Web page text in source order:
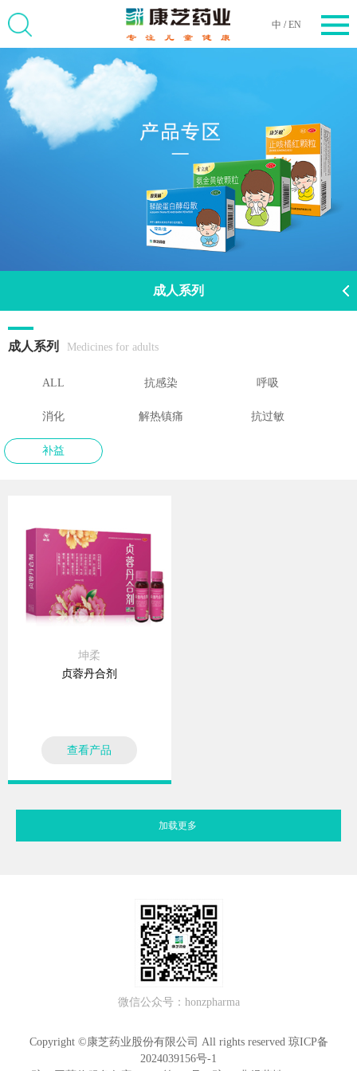
中 /EN
成人系列
成人系列 Medicines for adults
ALL 抗感染 呼吸
消化 解热镇痛 抗过敏
补益
坤柔
贞蓉丹合剂
查看产品
加载更多
微信公众号：honzpharma
Copyright ©康芝药业股份有限公司 All rights reserved 琼ICP备
2024039156号-1